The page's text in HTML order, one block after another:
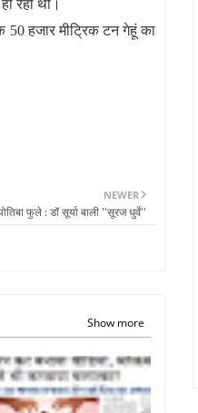
रही थी।
50 हजार मीट्रिक टन गेहूं का
NEWER
फुले : डॉ सूर्या बाली ''सूरज धुर्वे''
Show more